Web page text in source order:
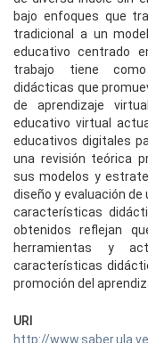
bajo enfoques que
tradicional a un
educativo centrado
trabajo tiene
didácticas que
de aprendizaje
educativo virtual
educativos digitales
una revisión teórica
sus modelos y
diseño y evaluación
características
obtenidos reflejan
herramientas y
características
promoción del
URI
http://